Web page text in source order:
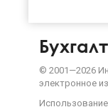
© 2001—2026
электронное